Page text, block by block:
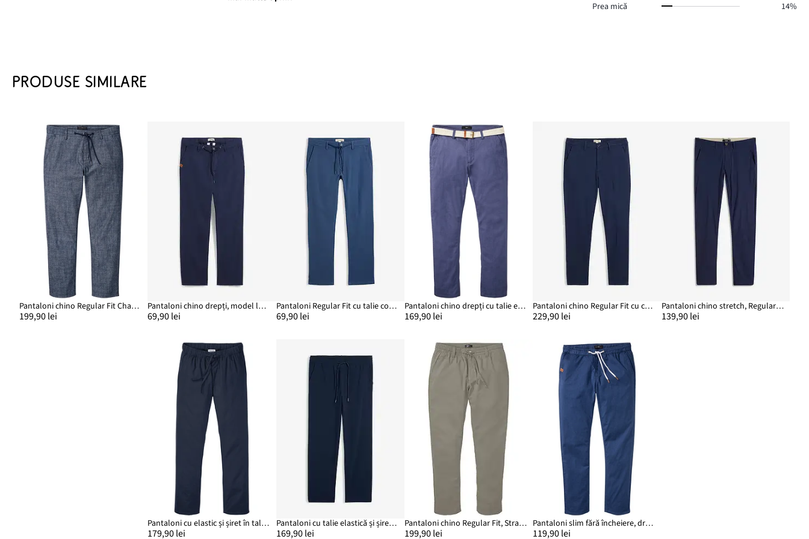
Prea mică 14%
PRODUSE SIMILARE
Pantaloni chino Regular Fit Chambray, Straight
199,90 lei
Pantaloni chino drepți, model loose fit, din bumbac 100%
69,90 lei
Pantaloni Regular Fit cu talie comodă reglabilă, Straight
69,90 lei
Pantaloni chino drepți cu talie elastică și curea, Regular Fit
169,90 lei
Pantaloni chino Regular Fit cu căptușeală termo din flanelă, tapered
229,90 lei
Pantaloni chino stretch, Regular Fit, Straight
139,90 lei
Pantaloni cu elastic și șiret în talie Regular Fit, drepți cu in
179,90 lei
Pantaloni cu talie elastică și șiret Relaxed Fit Stretch, Straight
169,90 lei
Pantaloni chino Regular Fit, Straight, din mix lejer cu in
199,90 lei
Pantaloni slim fără încheiere, drepți
119,90 lei